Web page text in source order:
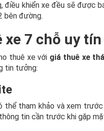
khiển xe đều sẽ được
bên đường.
xe 7 chỗ uy
thuê xe với giá thuê xe
tin tưởng:
thể tham khảo và xem
tin cần trước khi gặp